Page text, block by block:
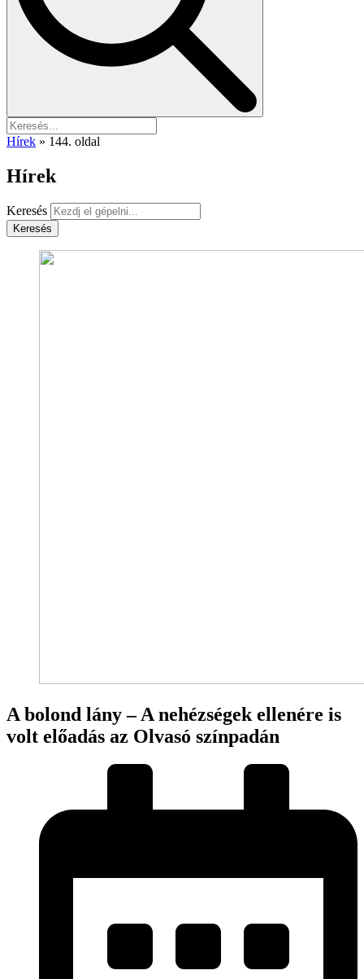
Hírek » 144. oldal
Hírek
Keresés
Keresés
A bolond lány – A nehézségek ellenére is
volt előadás az Olvasó színpadán